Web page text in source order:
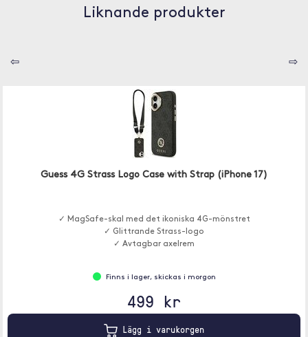
Liknande produkter
⇦ ⇨
Guess 4G Strass Logo Case with Strap (iPhone 17)
✓ MagSafe-skal med det ikoniska 4G-mönstret
✓ Glittrande Strass-logo
✓ Avtagbar axelrem
Finns i lager, skickas i morgon
499 kr
Lägg i varukorgen